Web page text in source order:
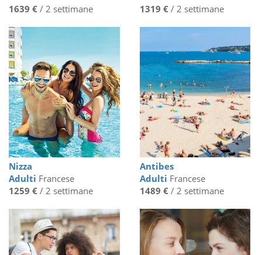
1639 € / 2 settimane
1319 €/ 2 settimane
Nizza
Adulti Francese
1259 € / 2 settimane
Antibes
Adulti Francese
1489 €/ 2 settimane